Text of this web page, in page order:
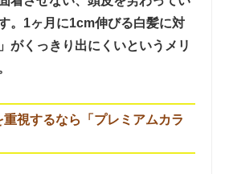
。1ヶ月に1cm伸びる白髪に対
がくっきり出にくいというメリ
視するなら「プレミアムカラ